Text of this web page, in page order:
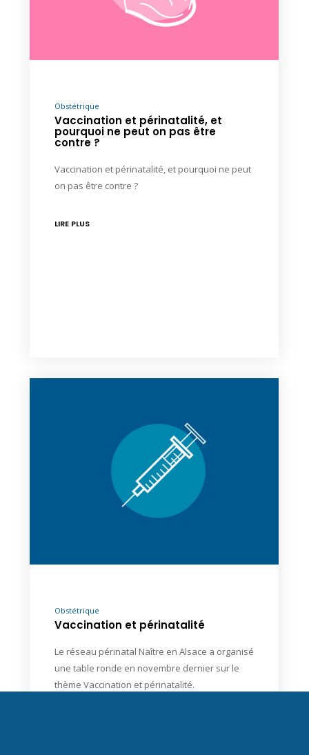
Obstétrique
Vaccination et périnatalité, et
pourquoi ne peut on pas être
contre ?
Vaccination et périnatalité, et pourquoi ne peut
on pas être contre ?
LIRE PLUS
Obstétrique
Vaccination et périnatalité
Le réseau périnatal Naître en Alsace a organisé
une table ronde en novembre dernier sur le
thème Vaccination et périnatalité.